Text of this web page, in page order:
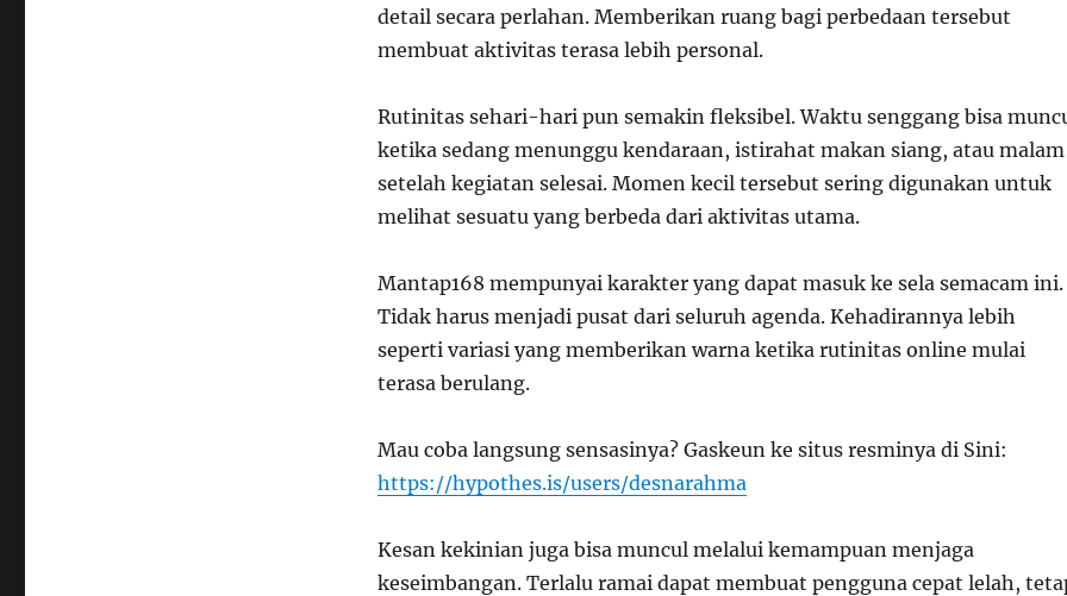
detail secara perlahan. Memberikan ruang bagi perbedaan tersebut
membuat aktivitas terasa lebih personal.
Rutinitas sehari-hari pun semakin fleksibel. Waktu senggang bisa
ketika sedang menunggu kendaraan, istirahat makan siang, atau malam
setelah kegiatan selesai. Momen kecil tersebut sering digunakan untuk
melihat sesuatu yang berbeda dari aktivitas utama.
Mantap168 mempunyai karakter yang dapat masuk ke sela semacam ini.
Tidak harus menjadi pusat dari seluruh agenda. Kehadirannya lebih
seperti variasi yang memberikan warna ketika rutinitas online mulai
terasa berulang.
Mau coba langsung sensasinya? Gaskeun ke situs resminya di Sini:
https://hypothes.is/users/desnarahma
Kesan kekinian juga bisa muncul melalui kemampuan menjaga
keseimbangan. Terlalu ramai dapat membuat pengguna cepat lelah,